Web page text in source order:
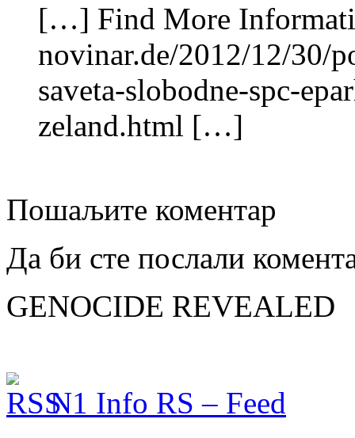
[…] Find More
novinar.de/2012/12/30/
saveta-slobodne-spc-
zeland.html […]
Пошаљите коментар
Да би сте послали
GENOCIDE REVEALED
N1 Info RS – Feed